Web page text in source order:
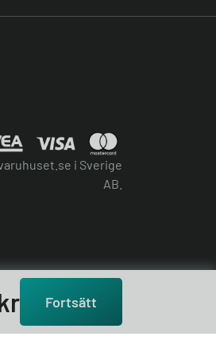
i Sverige
AB.
Fortsätt